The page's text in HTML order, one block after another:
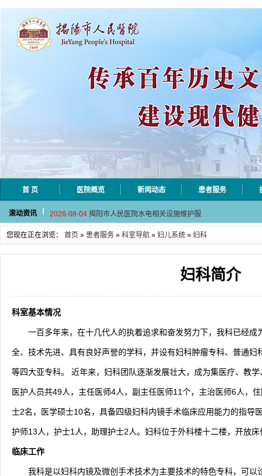
首 页 医院概览 新闻动态 患者服务
滚动资讯
2026-08-06 揭阳市人民医院采集自动对焦相机市
2026-08-04 揭阳市人民医院水电相关设施维护服
2026-07-31 学术聚力！妇儿分论坛精彩收官
揭阳市人民医院水电相关设施维护服
大咖云集探内科前沿！首届榕江医学
2026-07-31 学术聚力！妇儿分论坛精彩收官
2026-07-31
您现在正在浏览： 首页 » 患者服务 » 科室导航 » 妇儿系统 » 妇科
妇科简介
科室基本情况
一百多年来，在十几代人的执着追求和奋发努力下，我科已经
全、技术先进、具有良好声誉的学科，并设有妇科肿瘤专科、普通
等四大亚专科。 近年来，妇科团队逐渐发展壮大，成为集医疗、教
医护人员共49人，主任医师4人，副主任医师11个，主治医师6人，
士2名，医学硕士10名，具备四级妇科内镜手术临床应用能力的指导
护师13人，护士1人，助理护士2人。妇科位于外科楼十二楼，开放
临床工作
我科是以妇科内镜及微创手术技术为主要技术的特色专科，可